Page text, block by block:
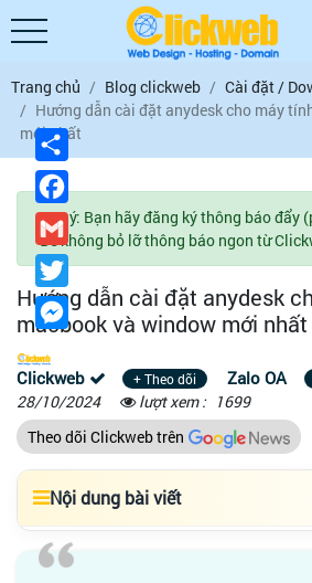
Trang chủ Blog clickweb
Cài đặt /
Hướng dẫn cài đặt anydesk cho máy
mới nhất
Lưu ý: Bạn hãy đăng ký thông báo đẩy
Để không bỏ lỡ thông báo ngon từ
Hướng dẫn cài đặt anydesk
macbook và window mới nhất
Clickweb + Theo dõi Zalo OA
28/10/2024 lượt xem : 1699
Theo dõi Clickweb trên
Nội dung bài viết
Chia
sẻ
Gmail
Twitter
Messenger